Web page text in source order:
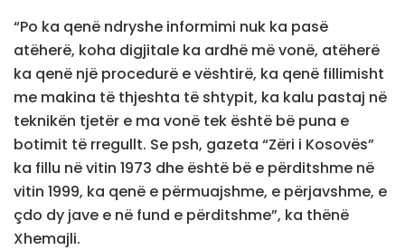
“Po ka qenë ndryshe informimi nuk ka pasë
atëherë, koha digjitale ka ardhë më vonë, atëherë
ka qenë një procedurë e vështirë, ka qenë fillimisht
me makina të thjeshta të shtypit, ka kalu pastaj në
teknikën tjetër e ma vonë tek është bë puna e
botimit të rregullt. Se psh, gazeta “Zëri i Kosovës”
ka fillu në vitin 1973 dhe është bë e përditshme në
vitin 1999, ka qenë e përmuajshme, e përjavshme, e
çdo dy jave e në fund e përditshme”, ka thënë
Xhemajli.